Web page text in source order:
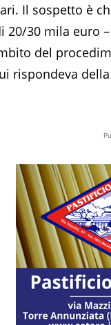
Il sospetto è
20/30 mila euro
del
rispondeva